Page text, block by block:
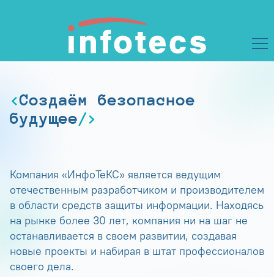
Создаём безопасное
будущее
Компания «ИнфоТеКС» является ведущим
отечественным разработчиком и производителем
в области средств защиты информации. Находясь
на рынке более 30 лет, компания ни на шаг не
останавливается в своем развитии, создавая
новые проекты и набирая в штат профессионалов
своего дела.